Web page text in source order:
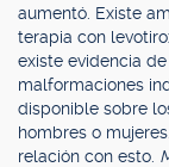
aumentó. Existe
terapia con
existe evidencia
malformaciones
disponible sobre
hombres o
relación con esto.